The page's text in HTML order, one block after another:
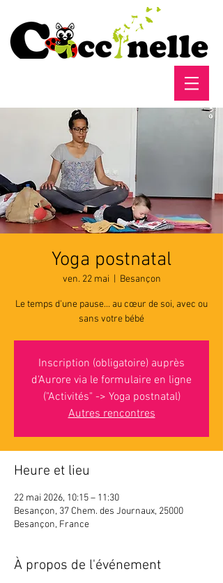
Yoga postnatal
ven. 22 mai Besançon
Le temps d'une pause... au cœur de soi, avec ou
sans votre bébé
Inscription (obligatoire) auprès
d'Aurore via le formulaire en ligne
("Activités" -> Yoga postnatal)
Autres rencontres
Heure et lieu
22 mai 2026, 10:15 – 11:30
Besançon, 37 Chem. des Journaux, 25000
Besançon, France
À propos de l'événement